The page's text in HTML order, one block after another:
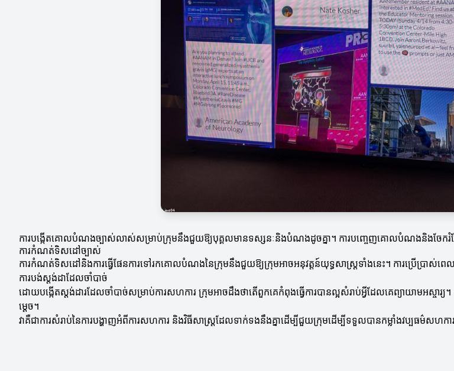
ការបង្កើតគោលបំណងច្បាស់លាស់សម្រាប់ក្រុមនឹងជួយឱ្យបុគ្គលមានទស្សនៈនិងបំណងដូចគ្នា។ ការបញ្ចេញគោលបំណងនិងចែករំល
ការកំណត់ទិសដៅច្បាស់
ការកំណត់ទិសដៅនិងការធ្វើផែនការទៅរកគោលបំណងនៃក្រុមនឹងជួយឱ្យក្រុមអាចអនុវត្តន៍យុទ្ធសាស្ត្រទាំងនេះ។ ការប្រើប្រាស់ពេ
ការបង់ស្តង់ដាដែលចាំបាច់
ដោយបង្កើតស្តង់ដារដែលចាំបាច់សម្រាប់ការសហការ ក្រុមអាចដឹងថាតើពួកគេកំពុងធ្វើការបានល្អសំរាប់អ្វីដែលគេព្យាយាមអស្ចា
ម្តេច។
វាគឺជាការសំរាប់នៃការបង្ហាញអំពីការសហការ និងវិធីសាស្ត្រដែលទាក់ទងនឹងគ្នាដើម្បីជួយក្រុមដើម្បីទទួលបានកម្លាំងវប្បធម៌សហក